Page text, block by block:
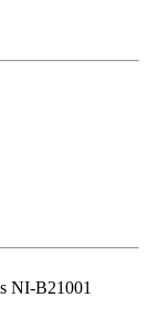
NI-B21001